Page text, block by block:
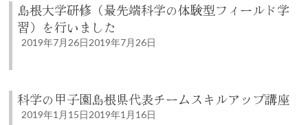
島根大学研修（最先端科学の体験型フィールド学
習）を行いました
2019年7月26日2019年7月26日
科学の甲子園島根県代表チームスキルアップ講座
2019年1月15日2019年1月16日